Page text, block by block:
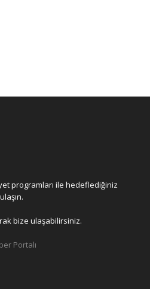
programları ile hedeflediğiniz
bize ulaşabilirsiniz.
Portalı